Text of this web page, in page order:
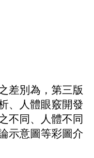
差別為，第三版
、人體眼竅開發
不同、人體不同
示意圖等彩圖介